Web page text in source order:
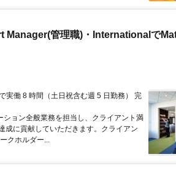
管理職)・Internationalで
実働 8 時間（土日祝含む週 5 日勤務） 完
ョン全般業務を担当し、クライアント満
成に貢献していただきます。クライアン
クホルダー...